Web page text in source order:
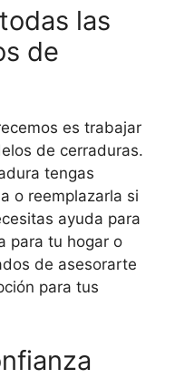
las
de
es trabajar
de cerraduras.
tengas
o reemplazarla si
ayuda para
para tu hogar o
de asesorarte
para tus